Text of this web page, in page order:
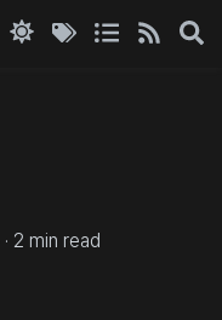
· 2 min read